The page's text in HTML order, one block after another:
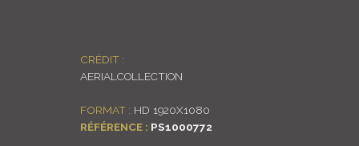
CRÉDIT :
AERIALCOLLECTION
FORMAT : HD 1920X1080
RÉFÉRENCE : PS1000772